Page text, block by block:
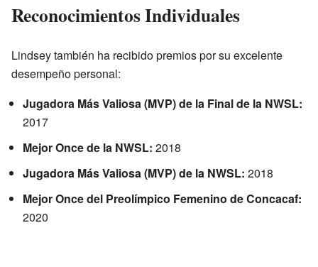
Reconocimientos Individuales
Lindsey también ha recibido premios por su excelente
desempeño personal:
Jugadora Más Valiosa (MVP) de la Final de la NWSL:
2017
Mejor Once de la NWSL: 2018
Jugadora Más Valiosa (MVP) de la NWSL: 2018
Mejor Once del Preolímpico Femenino de Concacaf:
2020